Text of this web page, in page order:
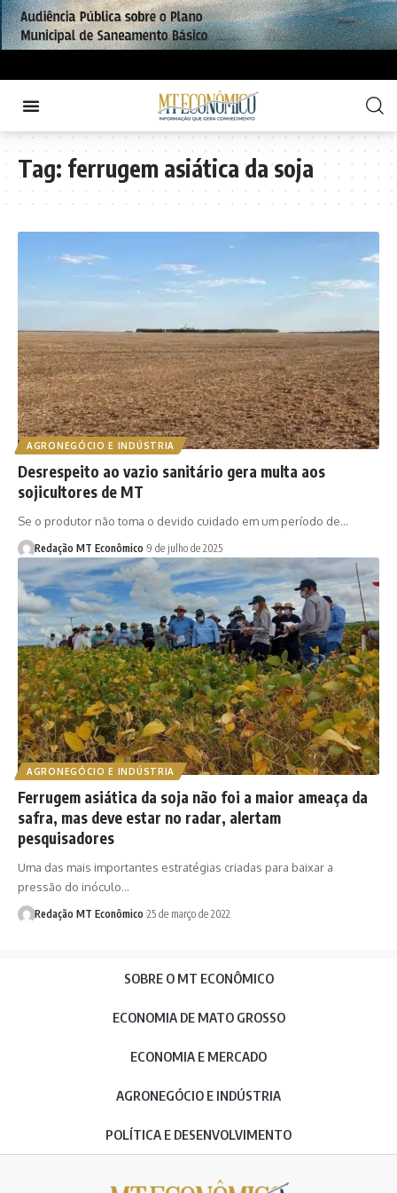
Tag: ferrugem asiática da soja
AGRONEGÓCIO E INDÚSTRIA
Desrespeito ao vazio sanitário gera multa aos
sojicultores de MT
Se o produtor não toma o devido cuidado em um período de…
Redação MT Econômico 9 de julho de 2025
AGRONEGÓCIO E INDÚSTRIA
Ferrugem asiática da soja não foi a maior ameaça da
safra, mas deve estar no radar, alertam
pesquisadores
Uma das mais importantes estratégias criadas para baixar a
pressão do inóculo…
Redação MT Econômico 25 de março de 2022
SOBRE O MT ECONÔMICO
ECONOMIA DE MATO GROSSO
ECONOMIA E MERCADO
AGRONEGÓCIO E INDÚSTRIA
POLÍTICA E DESENVOLVIMENTO